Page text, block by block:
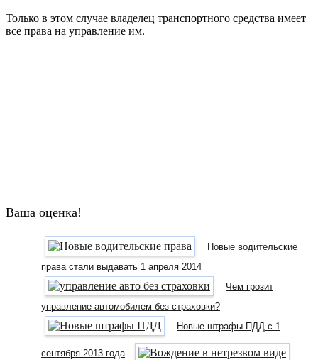
Только в этом случае владелец транспортного средства имеет
все права на управление им.
Ваша оценка!
Новые водительские
права стали выдавать 1 апреля 2014
Чем грозит
управление автомобилем без страховки?
Новые штрафы ПДД с 1
сентября 2013 года